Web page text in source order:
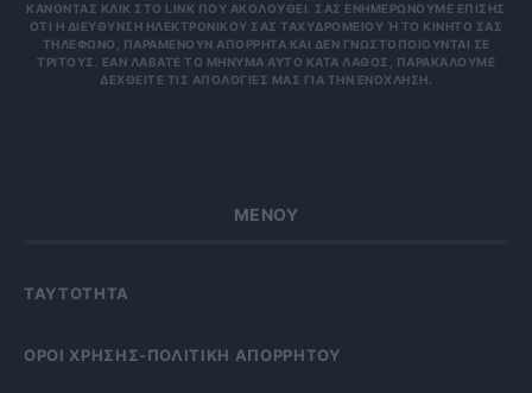
ΟΝΤΑΣ ΚΛΙΚ ΣΤΟ LINK ΠΟΥ ΑΚΟΛΟΥΘΕΊ. ΣΑΣ ΕΝΗΜΕΡΏΝΟΥΜΕ ΕΠΊΣΗΣ ΌΤΙ
Η ΔΙΕΎΘΥΝΣΗ ΗΛΕΚΤΡΟΝΙΚΟΎ ΣΑΣ ΤΑΧΥΔΡΟΜΕΊΟΥ Ή ΤΟ ΚΙΝΗΤΌ ΣΑΣ ΤΗΛΈ
ΦΩΝΟ, ΠΑΡΑΜΈΝΟΥΝ ΑΠΌΡΡΗΤΑ ΚΑΙ ΔΕΝ ΓΝΩΣΤΟΠΟΙΟΎΝΤΑΙ ΣΕ ΤΡΊΤ
ΟΥΣ. ΕΆΝ ΛΆΒΑΤΕ ΤΟ ΜΉΝΥΜΑ ΑΥΤΌ ΚΑΤΆ ΛΆΘΟΣ, ΠΑΡΑΚΑΛΟΎΜΕ ΔΕΧΘ
ΕΊΤΕ ΤΙΣ ΑΠΟΛΟΓΊΕΣ ΜΑΣ ΓΙΑ ΤΗΝ ΕΝΌΧΛΗΣΗ.
ΜΕΝΟΥ
ΤΑΥΤΟΤΗΤΑ
OΡΟΙ ΧΡΗΣΗΣ-ΠΟΛΙΤΙΚΗ ΑΠΟΡΡΗΤΟΥ